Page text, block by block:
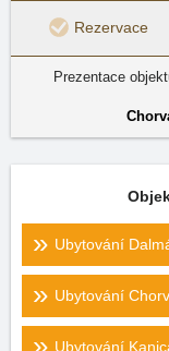
Rezervace
Prezentace
Ubytování
Ubytování
Ubytování